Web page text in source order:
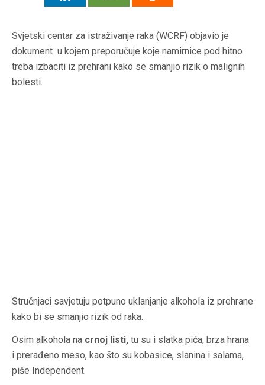
Svjetski centar za istraživanje raka (WCRF) objavio je
dokument u kojem preporučuje koje namirnice pod hitno
treba izbaciti iz prehrani kako se smanjio rizik o malignih
bolesti.
Stručnjaci savjetuju potpuno uklanjanje alkohola iz prehrane
kako bi se smanjio rizik od raka.
Osim alkohola na crnoj listi, tu su i slatka pića, brza hrana
i prerađeno meso, kao što su kobasice, slanina i salama,
piše Independent.